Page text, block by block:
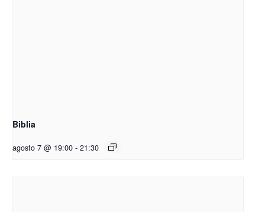
Biblia
agosto 7 @ 19:00 - 21:30